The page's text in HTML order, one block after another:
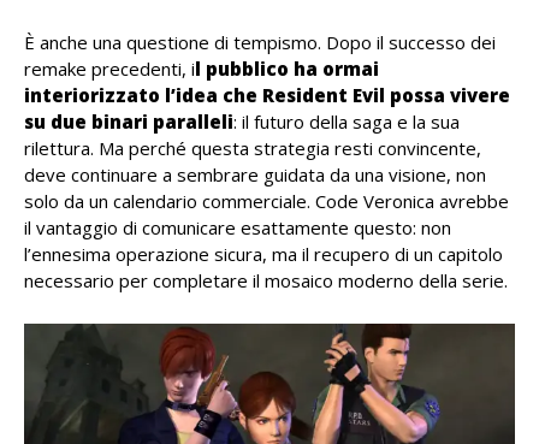
È anche una questione di tempismo. Dopo il successo dei
remake precedenti, il pubblico ha ormai
interiorizzato l’idea che Resident Evil possa vivere
su due binari paralleli: il futuro della saga e la sua
rilettura. Ma perché questa strategia resti convincente,
deve continuare a sembrare guidata da una visione, non
solo da un calendario commerciale. Code Veronica avrebbe
il vantaggio di comunicare esattamente questo: non
l’ennesima operazione sicura, ma il recupero di un capitolo
necessario per completare il mosaico moderno della serie.